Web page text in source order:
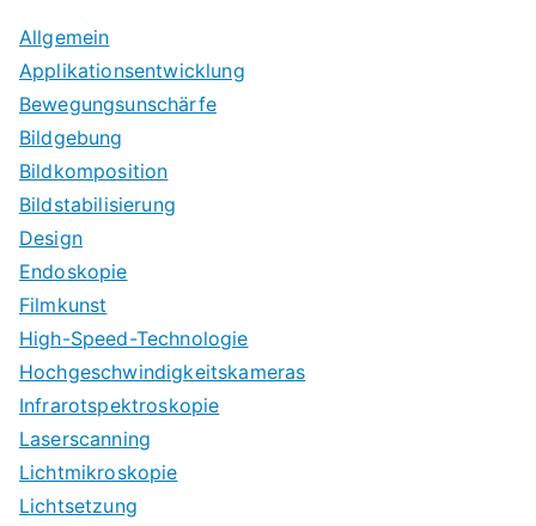
Allgemein
Applikationsentwicklung
Bewegungsunschärfe
Bildgebung
Bildkomposition
Bildstabilisierung
Design
Endoskopie
Filmkunst
High-Speed-Technologie
Hochgeschwindigkeitskameras
Infrarotspektroskopie
Laserscanning
Lichtmikroskopie
Lichtsetzung